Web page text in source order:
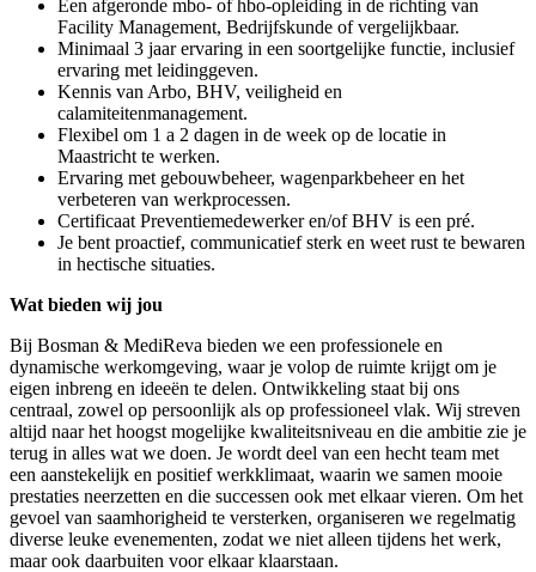
Een afgeronde mbo- of hbo-opleiding in de richting van
Facility Management, Bedrijfskunde of vergelijkbaar.
Minimaal 3 jaar ervaring in een soortgelijke functie, inclusief
ervaring met leidinggeven.
Kennis van Arbo, BHV, veiligheid en
calamiteitenmanagement.
Flexibel om 1 a 2 dagen in de week op de locatie in
Maastricht te werken.
Ervaring met gebouwbeheer, wagenparkbeheer en het
verbeteren van werkprocessen.
Certificaat Preventiemedewerker en/of BHV is een pré.
Je bent proactief, communicatief sterk en weet rust te bewaren
in hectische situaties.
Wat bieden wij jou
Bij Bosman & MediReva bieden we een professionele en
dynamische werkomgeving, waar je volop de ruimte krijgt om je
eigen inbreng en ideeën te delen. Ontwikkeling staat bij ons
centraal, zowel op persoonlijk als op professioneel vlak. Wij streven
altijd naar het hoogst mogelijke kwaliteitsniveau en die ambitie zie je
terug in alles wat we doen. Je wordt deel van een hecht team met
een aanstekelijk en positief werkklimaat, waarin we samen mooie
prestaties neerzetten en die successen ook met elkaar vieren. Om het
gevoel van saamhorigheid te versterken, organiseren we regelmatig
diverse leuke evenementen, zodat we niet alleen tijdens het werk,
maar ook daarbuiten voor elkaar klaarstaan.